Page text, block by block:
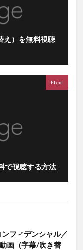
え）を無料視聴
Next
で視聴する方法
フィデンシャル／
画（字幕/吹き替